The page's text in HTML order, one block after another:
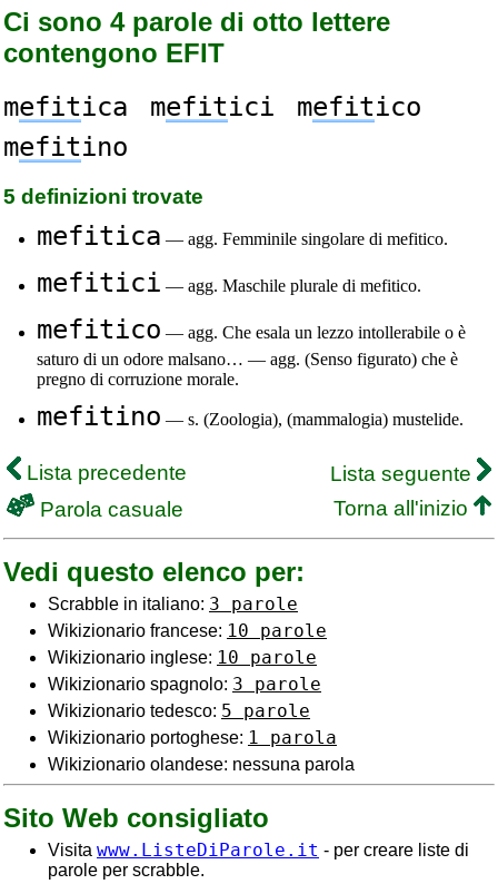
Ci sono 4 parole di otto lettere
contengono EFIT
mefitica mefitici mefitico
mefitino
5 definizioni trovate
mefitica — agg. Femminile singolare di mefitico.
mefitici — agg. Maschile plurale di mefitico.
mefitico — agg. Che esala un lezzo intollerabile o è
saturo di un odore malsano… — agg. (Senso figurato) che è
pregno di corruzione morale.
mefitino — s. (Zoologia), (mammalogia) mustelide.
Lista precedente
Lista seguente
Parola casuale
Torna all'inizio
Vedi questo elenco per:
Scrabble in italiano: 3 parole
Wikizionario francese: 10 parole
Wikizionario inglese: 10 parole
Wikizionario spagnolo: 3 parole
Wikizionario tedesco: 5 parole
Wikizionario portoghese: 1 parola
Wikizionario olandese: nessuna parola
Sito Web consigliato
Visita www.ListeDiParole.it - per creare liste di
parole per scrabble.